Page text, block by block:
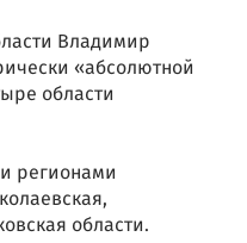
Владимир
«абсолютной
области
регионами
области.